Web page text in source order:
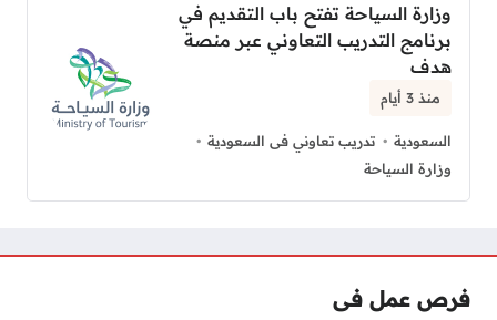
وزارة السياحة تفتح باب التقديم في
برنامج التدريب التعاوني عبر منصة
هدف
منذ 3 أيام
السعودية
تدريب تعاوني فى السعودية
وزارة السياحة
فرص عمل فى